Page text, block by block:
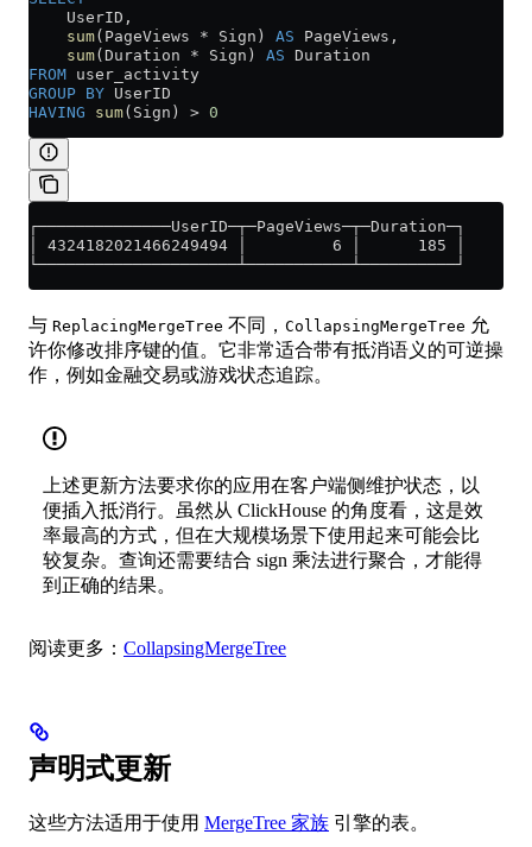
    UserID,
    sum
(PageViews * Sign) AS PageViews,
    sum
(Duration * Sign) AS Duration
FROM user_activity
GROUP BY UserID
HAVING sum(Sign) > 0
┌──────────────UserID─┬─PageViews─┬─Duration─┐
│ 4324182021466249494 │         6 │      185 │
└─────────────────────┴───────────┴──────────┘
与 ReplacingMergeTree 不同， CollapsingMergeTree 允
许你修改排序键的值。它非常适合带有抵消语义的可逆操
作，例如金融交易或游戏状态追踪。
上述更新方法要求你的应用在客户端侧维护状态，以
便插入抵消行。虽然从 ClickHouse 的角度看，这是效
率最高的方式，但在大规模场景下使用起来可能会比
较复杂。查询还需要结合 sign 乘法进行聚合，才能得
到正确的结果。
阅读更多： CollapsingMergeTree
声明式更新
这些方法适用于使用 MergeTree 家族 引擎的表。